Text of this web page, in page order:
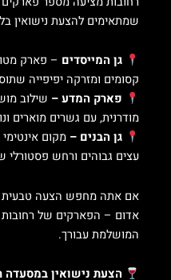
שמתאימים להצעת נישואין
גן המייסדים – פארק
קסומים ומזרקה יפיפייה
פארק המדע – שילוב
מודרנית, עם גשרים מוארים
גן הבנים – מקום
עצים גבוהים ורחש פסטורלי
אם אתה מחפש הצעה טבעית
אדום – הפארקים של רחובות
המושלמת עבורך.
הצעת נישואין במסעדה